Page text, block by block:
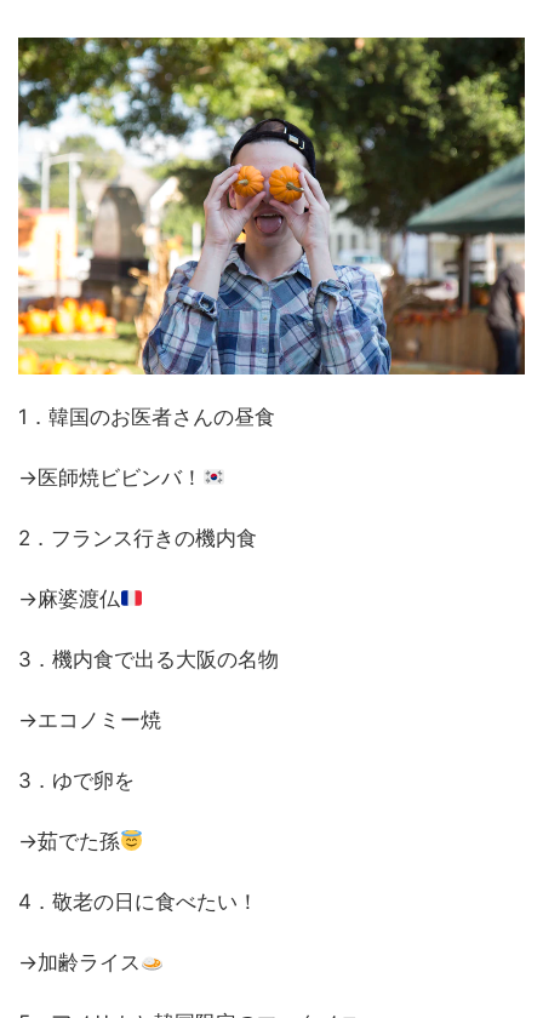
1．韓国のお医者さんの昼食
→医師焼ビビンバ！
2．フランス行きの機内食
→麻婆渡仏
3．機内食で出る大阪の名物
→エコノミー焼
3．ゆで卵を
→茹でた孫
4．敬老の日に食べたい！
→加齢ライス